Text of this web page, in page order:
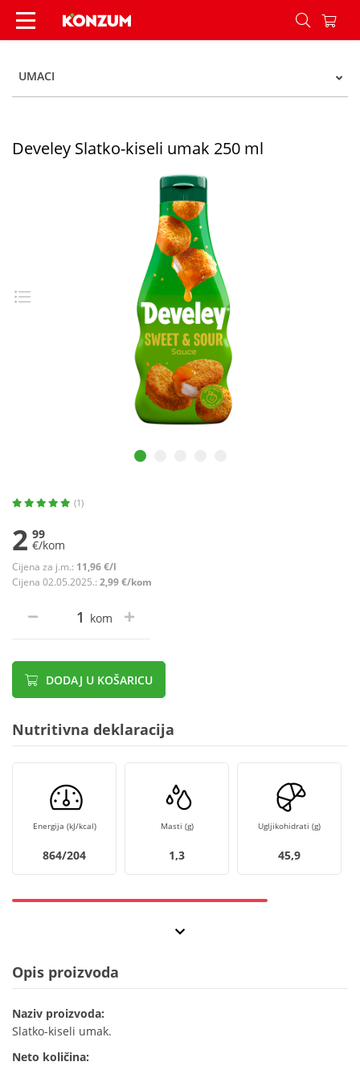
Develey Slatko-kiseli umak 250 ml - Konzum
UMACI
Develey Slatko-kiseli umak 250 ml
(1)
2 99
€/kom
Cijena za j.m.: 11,96 €/l
Cijena 02.05.2025.: 2,99 €/kom
kom
DODAJ U KOŠARICU
Nutritivna deklaracija
Energija (kJ/kcal)
864/204
Masti (g)
1,3
Ugljikohidrati (g)
45,9
Opis proizvoda
Naziv proizvoda:
Slatko-kiseli umak.
Neto količina: